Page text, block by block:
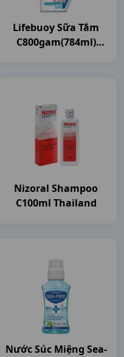
Lifebuoy Sữa Tắm
C800gam(784ml)
Nizoral Shampoo
C100ml Thailand
Nước Súc Miệng Sea-